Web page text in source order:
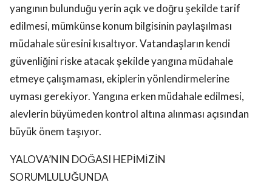
yangının bulunduğu yerin açık ve doğru şekilde tarif
edilmesi, mümkünse konum bilgisinin paylaşılması
müdahale süresini kısaltıyor. Vatandaşların kendi
güvenliğini riske atacak şekilde yangına müdahale
etmeye çalışmaması, ekiplerin yönlendirmelerine
uyması gerekiyor. Yangına erken müdahale edilmesi,
alevlerin büyümeden kontrol altına alınması açısından
büyük önem taşıyor.
YALOVA’NIN DOĞASI HEPİMİZİN
SORUMLULUĞUNDA